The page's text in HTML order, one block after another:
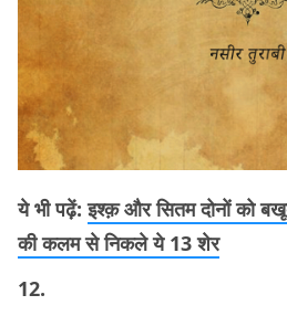
ये भी पढ़ें:इश्क़ और सितम दोनों को
की कलम से निकले ये 13 शेर
12.